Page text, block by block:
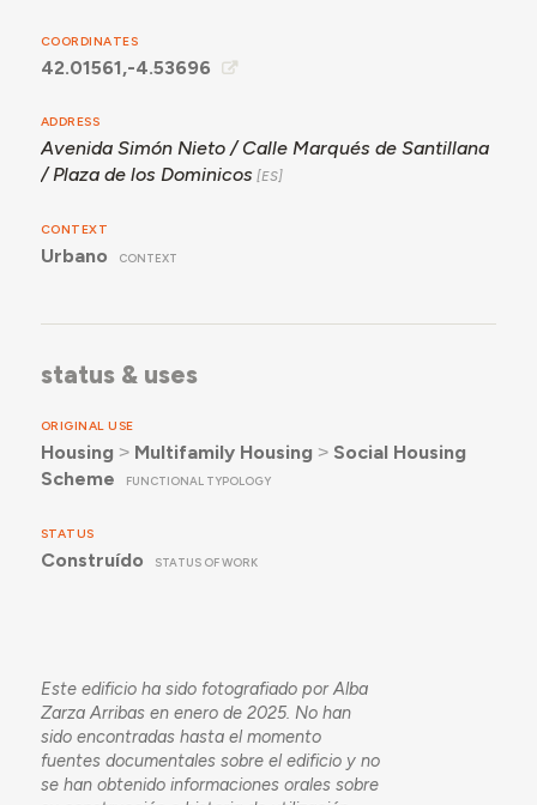
COORDINATES
42.01561,-4.53696
ADDRESS
Avenida Simón Nieto / Calle Marqués de Santillana
/ Plaza de los Dominicos
CONTEXT
Urbano CONTEXT
status & uses
ORIGINAL USE
Housing ˃ Multifamily Housing ˃ Social Housing
Scheme
FUNCTIONAL TYPOLOGY
STATUS
Construído STATUS OF WORK
Este edificio ha sido fotografiado por Alba
Zarza Arribas en enero de 2025. No han
sido encontradas hasta el momento
fuentes documentales sobre el edificio y no
se han obtenido informaciones orales sobre